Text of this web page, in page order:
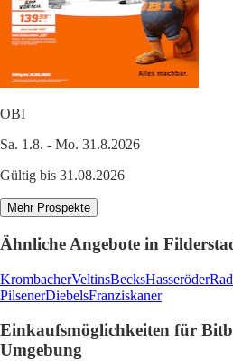
OBI
Sa. 1.8. - Mo. 31.8.2026
Gültig bis 31.08.2026
Mehr Prospekte
Ähnliche Angebote in
KrombacherVeltinsBecksHasseröder
PilsenerDiebelsFranziskaner
Einkaufsmöglichkeiten für
Umgebung